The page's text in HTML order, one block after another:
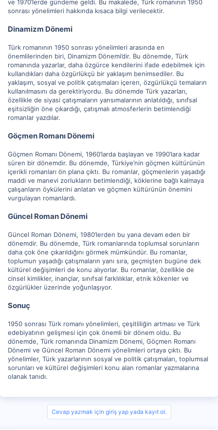
ve 1970’lerde gündeme geldi. Bu makalede, Türk romanının 1950
sonrası yönelimleri hakkında kısaca bilgi verilecektir.
Dinamizm Dönemi
Türk romanının 1950 sonrası yönelimleri arasında en
önemlilerinden biri, Dinamizm Dönemi’dir. Bu dönemde, Türk
romanında yazarlar, daha özgürce kendilerini ifade edebilmek için
kullandıkları daha özgürlükçü bir yaklaşım benimsediler. Bu
yaklaşım, sosyal ve politik çatışmaları içeren, özgürlükçü temaların
kullanılmasını da gerektiriyordu. Bu dönemde Türk yazarları,
özellikle de siyasi çatışmaların yansımalarının anlatıldığı, sınıfsal
eşitsizliğin öne çıkardığı, çatışmalı atmosferlerin betimlendiği
romanlar yazdılar.
Göçmen Romanı Dönemi
Göçmen Romanı Dönemi, 1960’larda başlayan ve 1990’lara kadar
süren bir dönemdir. Bu dönemde, Türkiye’nin göçmen kültürünün
içerikli romanları ön plana çıktı. Bu romanlar, göçmenlerin yaşadığı
maddi ve manevi zorlukların betimlendiği, köklerine bağlı kalmaya
çalışanların öykülerini anlatan ve göçmen kültürünün önemini
vurgulayan romanlardı.
Güncel Roman Dönemi
Güncel Roman Dönemi, 1980’lerden bu yana devam eden bir
dönemdir. Bu dönemde, Türk romanlarında toplumsal sorunların
daha çok öne çıkarıldığını görmek mümkündür. Bu romanlar,
toplumun yaşadığı çatışmaların yanı sıra, geçmişten bugüne dek
kültürel değişimleri de konu alıyorlar. Bu romanlar, özellikle de
cinsel kimlikler, inançlar, sınıfsal farklılıklar, etnik kökenler ve
özgürlükler üzerinde yoğunlaşıyor.
Sonuç
1950 sonrası Türk romanı yönelimleri, çeşitliliğin artması ve Türk
edebiyatının gelişmesi için çok önemli bir dönem oldu. Bu
dönemde, Türk romanında Dinamizm Dönemi, Göçmen Romanı
Dönemi ve Güncel Roman Dönemi yönelimleri ortaya çıktı. Bu
yönelimler, Türk yazarlarının sosyal ve politik çatışmaları, toplumsal
sorunları ve kültürel değişimleri konu alan romanlar yazmalarına
olanak tanıdı.
Cevap yazmak için giriş yap yada kayıt ol.